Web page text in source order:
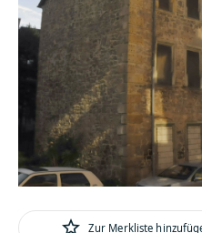
star_outline Zur Merkliste